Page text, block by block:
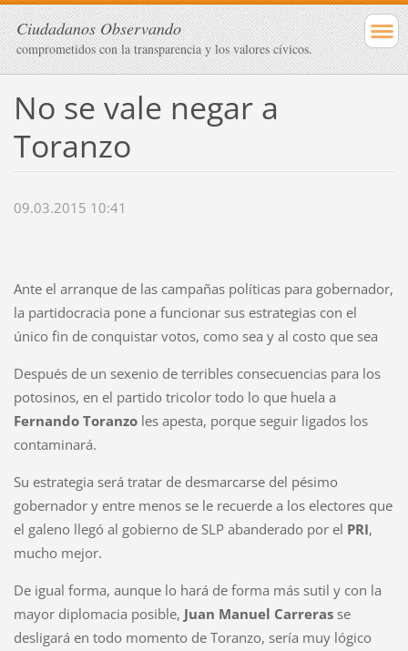
Ciudadanos Observando
comprometidos con la transparencia y los valores cívicos.
No se vale negar a
Toranzo
09.03.2015 10:41
Ante el arranque de las campañas políticas para gobernador,
la partidocracia pone a funcionar sus estrategias con el
único fin de conquistar votos, como sea y al costo que sea
Después de un sexenio de terribles consecuencias para los
potosinos, en el partido tricolor todo lo que huela a
Fernando Toranzoles apesta, porque seguir ligados los
contaminará.
Su estrategia será tratar de desmarcarse del pésimo
gobernador y entre menos se le recuerde a los electores que
el galeno llegó al gobierno de SLP abanderado por el PRI,
mucho mejor.
De igual forma, aunque lo hará de forma más sutil y con la
mayor diplomacia posible, Juan Manuel Carreras se
desligará en todo momento de Toranzo, sería muy lógico